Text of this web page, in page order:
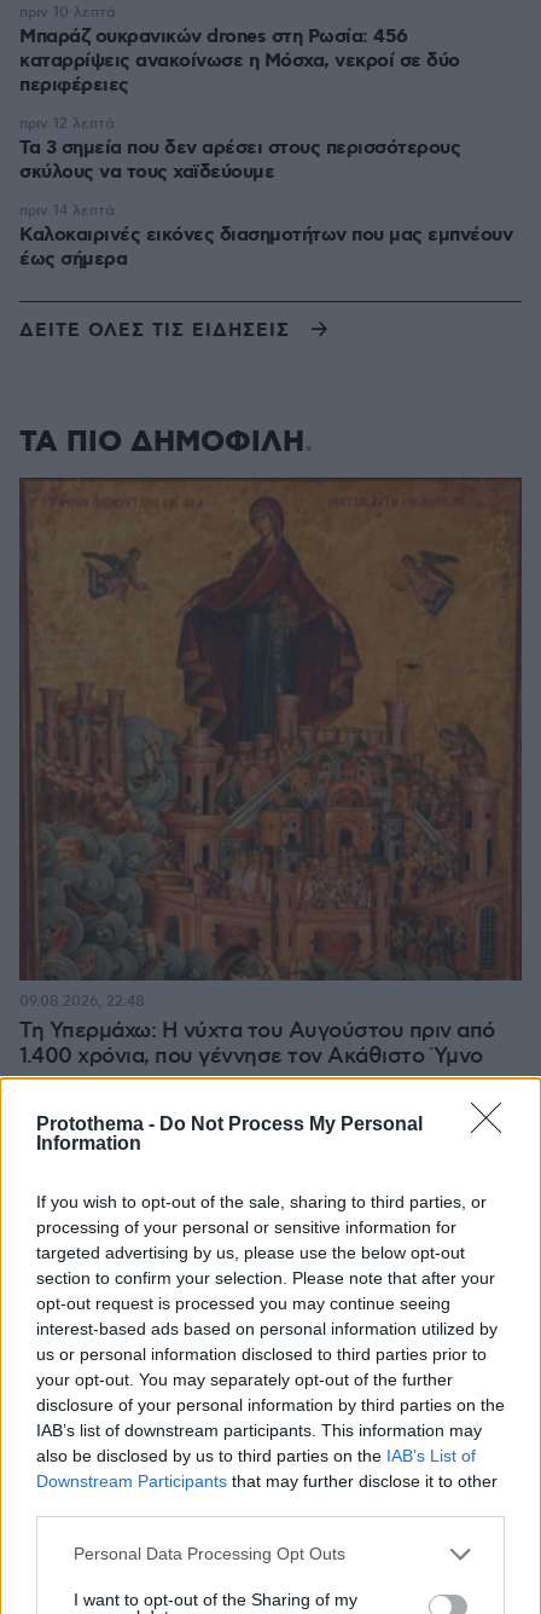
Protothema - Do Not Process My Personal
Information
If you wish to opt-out of the sale, sharing to third parties, or
processing of your personal or sensitive information for
targeted advertising by us, please use the below opt-out
section to confirm your selection. Please note that after your
opt-out request is processed you may continue seeing
interest-based ads based on personal information utilized by
us or personal information disclosed to third parties prior to
your opt-out. You may separately opt-out of the further
disclosure of your personal information by third parties on the
IAB’s list of downstream participants. This information may
also be disclosed by us to third parties on the IAB’s List of
Downstream Participants that may further disclose it to other
Please note that this website/app uses one or more Google
not limited to your visit or usage behaviour. You may click to
Personal Data Processing Opt Outs
I want to opt-out of the Sharing of my
Μπαράζ ουκρανικών drones στη Ρωσία: 456
καταρρίψεις ανακοίνωσε η Μόσχα, νεκροί σε δύο
περιφέρειες
πριν 10 λεπτά
Τα 3 σημεία που δεν αρέσει στους περισσότερους
σκύλους να τους χαϊδεύουμε
πριν 12 λεπτά
Καλοκαιρινές εικόνες διασημοτήτων που μας εμπνέουν
έως σήμερα
πριν 14 λεπτά
ΔΕΙΤΕ ΟΛΕΣ ΤΙΣ ΕΙΔΗΣΕΙΣ
ΤΑ ΠΙΟ ΔΗΜΟΦΙΛΗ
Τη Υπερμάχω: Η νύχτα του Αυγούστου πριν από
1.400 χρόνια, που γέννησε τον Ακάθιστο Ύμνο
09.08.2026, 22:48